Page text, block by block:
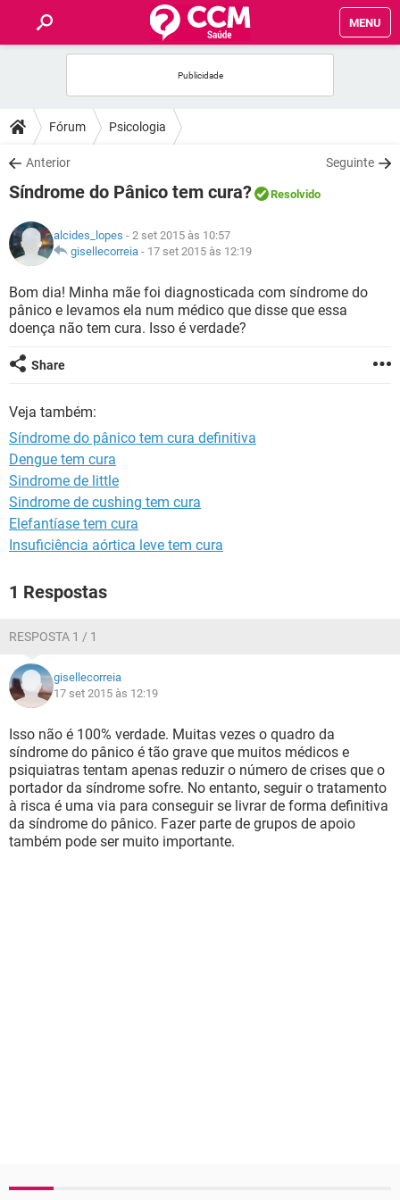
MENU
FÓRUM
SAÚDE
NUTRIÇÃO
BEM-ESTAR
Fórum Psicologia
Anterior Seguinte
Síndrome do Pânico tem cura? Resolvido
alcides_lopes - 2 set 2015 às 10:57
gisellecorreia - 17 set 2015 às 12:19
Bom dia! Minha mãe foi diagnosticada com síndrome do
pânico e levamos ela num médico que disse que essa
doença não tem cura. Isso é verdade?
Share
Veja também:
Síndrome do pânico tem cura definitiva
Dengue tem cura
Sindrome de little
Sindrome de cushing tem cura
Elefantíase tem cura
Insuficiência aórtica leve tem cura
1 Respostas
RESPOSTA 1 / 1
gisellecorreia
17 set 2015 às 12:19
Isso não é 100% verdade. Muitas vezes o quadro da
síndrome do pânico é tão grave que muitos médicos e
psiquiatras tentam apenas reduzir o número de crises que o
portador da síndrome sofre. No entanto, seguir o tratamento
à risca é uma via para conseguir se livrar de forma definitiva
da síndrome do pânico. Fazer parte de grupos de apoio
também pode ser muito importante.